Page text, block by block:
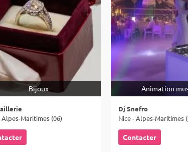
Bijoux
Alpes-Maritimes (06)
Animation
Dj Snefro
Nice - Alpes-Maritimes
Contacter